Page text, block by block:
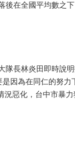
後在全國平均數之
長林炎田即時說明
因為在同仁的努力
惡化，台中市暴